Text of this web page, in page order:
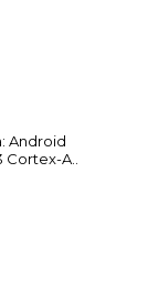
Android
Cortex-A..